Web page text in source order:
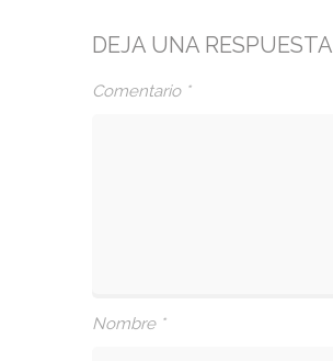
DEJA UNA RESPUESTA
Comentario *
Nombre *